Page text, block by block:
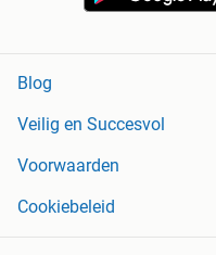
Blog
Veilig en Succesvol
Voorwaarden
Cookiebeleid